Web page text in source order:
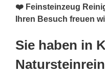
❤️ Feinsteinzeug
Ihren Besuch freuen
Sie haben in